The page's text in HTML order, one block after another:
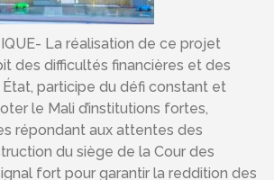
La réalisation de ce projet
des difficultés financières et des
participe du défi constant et
le Mali d’institutions fortes,
répondant aux attentes des
du siège de la Cour des
fort pour garantir la reddition des